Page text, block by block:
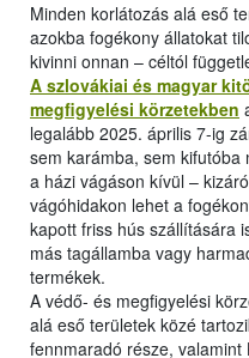
Minden korlátozás alá eső
azokba fogékony állatokat
kivinni onnan – céltól
A szlovákiai és magyar
megfigyelési körzetekben
legalább 2025. április 7-ig
sem karámba, sem
a házi vágáson kívül –
vágóhidakon lehet a
kapott friss hús szállítására
más tagállamba vagy
termékek.
A védő- és megfigyelési
alá eső területek közé
fennmaradó része,